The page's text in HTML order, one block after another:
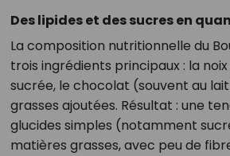
Des lipides et des sucres en
La composition nutritionnelle du
trois ingrédients principaux : la
sucrée, le chocolat (souvent au
grasses ajoutées. Résultat : une
glucides simples (notamment
matières grasses, avec peu de